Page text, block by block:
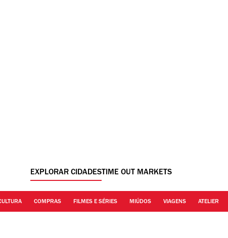
EXPLORAR CIDADESTIME OUT MARKETS
COMPRAS FILMES E SÉRIES MIÚDOS VIAGENS ATELIER